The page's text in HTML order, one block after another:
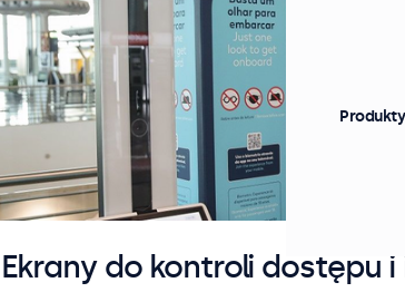
Ekrany do kontroli dostępu
Produkty